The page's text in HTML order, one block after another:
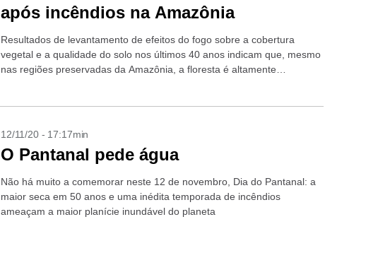
após incêndios na Amazônia
Resultados de levantamento de efeitos do fogo sobre a cobertura
vegetal e a qualidade do solo nos últimos 40 anos indicam que, mesmo
nas regiões preservadas da Amazônia, a floresta é altamente
12/11/20 - 17:17min
O Pantanal pede água
Não há muito a comemorar neste 12 de novembro, Dia do Pantanal: a
maior seca em 50 anos e uma inédita temporada de incêndios
ameaçam a maior planície inundável do planeta